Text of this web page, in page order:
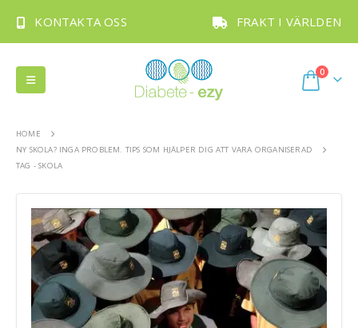
KONTAKTA OSS FRAKT I VÄRLDEN
0
HOME
NY SKOLA? INGA PROBLEM. TIPS SOM HJÄLPER DIG ATT VARA ORGANISERAD
TAG -SKOLA